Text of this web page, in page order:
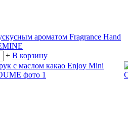
ароматом Fragrance Hand
+ В корзину